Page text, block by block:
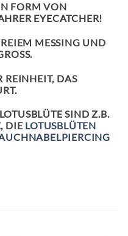
FORM VON
EYECATCHER!
MESSING UND
REINHEIT, DAS
SIND Z.B.
, DIE LOTUSBLÜTEN